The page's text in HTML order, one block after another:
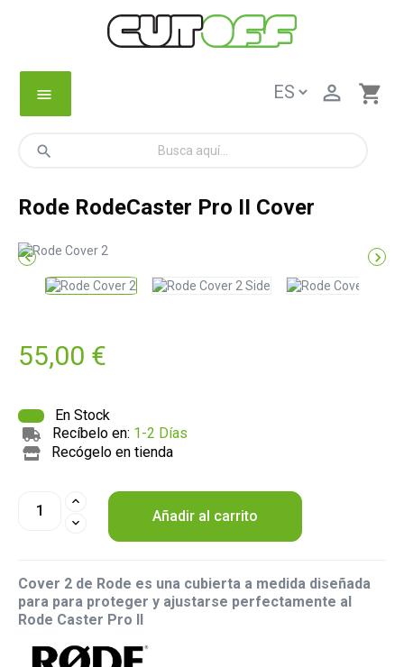
menu shopping_cart

search
Rode RodeCaster Pro II Cover
 
55,00 €
En Stock
Recíbelo en: 1-2 Días
Recógelo en tienda
Añadir al carrito
Cover 2 de Rode es una cubierta a medida diseñada
para para proteger y ajustarse perfectamente al
Rode Caster Pro II